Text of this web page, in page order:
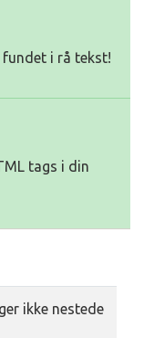
fundet i rå tekst!
tags i din
ikke nestede